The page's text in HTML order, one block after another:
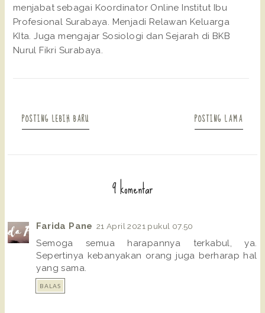
menjabat sebagai Koordinator Online Institut Ibu
Profesional Surabaya. Menjadi Relawan Keluarga
KIta. Juga mengajar Sosiologi dan Sejarah di BKB
Nurul Fikri Surabaya.
POSTING LEBIH BARU POSTING LAMA
9 komentar
Farida Pane 21 April 2021 pukul 07.50
Semoga semua harapannya terkabul, ya.
Sepertinya kebanyakan orang juga berharap hal
yang sama.
BALAS